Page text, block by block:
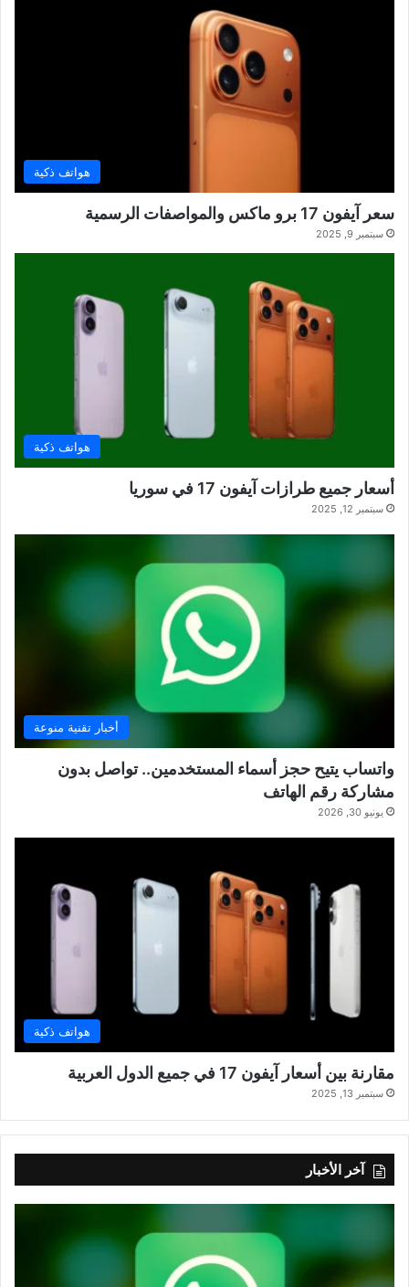
هواتف ذكية
سعر آيفون 17 برو ماكس والمواصفات الرسمية
سبتمبر 9, 2025
هواتف ذكية
أسعار جميع طرازات آيفون 17 في سوريا
سبتمبر 12, 2025
أخبار تقنية منوعة
واتساب يتيح حجز أسماء المستخدمين.. تواصل بدون
مشاركة رقم الهاتف
يونيو 30, 2026
هواتف ذكية
مقارنة بين أسعار آيفون 17 في جميع الدول العربية
سبتمبر 13, 2025
آخر الأخبار